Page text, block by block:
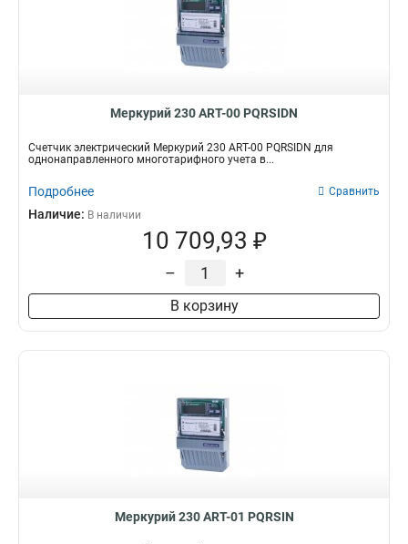
Меркурий 230 АRT-00 PQRSIDN
Счетчик электрический Меркурий 230 АRT-00 PQRSIDN для
однонаправленного многотарифного учета в...
Подробнее Сравнить
Наличие: В наличии
10 709,93 ₽
– +
В корзину
Меркурий 230 АRT-01 PQRSIN